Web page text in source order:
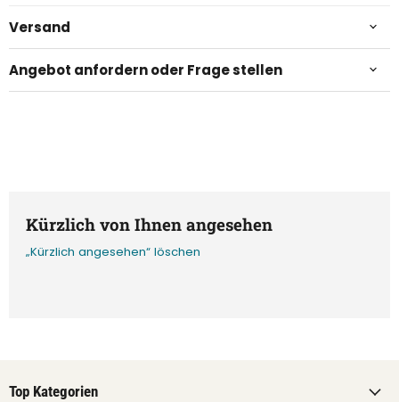
Versand
Angebot anfordern oder Frage stellen
Kürzlich von Ihnen angesehen
„Kürzlich angesehen“ löschen
Top Kategorien